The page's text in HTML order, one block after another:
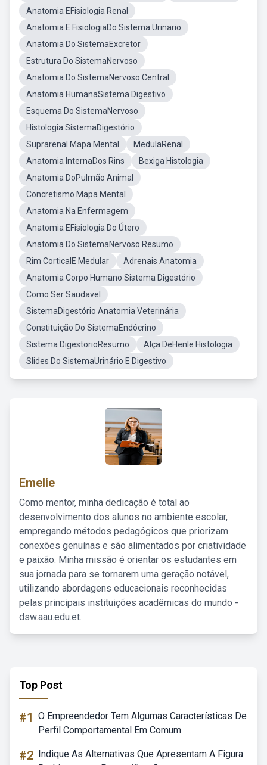
Anatomia EFisiologia Renal
Anatomia E FisiologiaDo Sistema Urinario
Anatomia Do SistemaExcretor
Estrutura Do SistemaNervoso
Anatomia Do SistemaNervoso Central
Anatomia HumanaSistema Digestivo
Esquema Do SistemaNervoso
Histologia SistemaDigestório
Suprarenal Mapa Mental
MedulaRenal
Anatomia InternaDos Rins
Bexiga Histologia
Anatomia DoPulmão Animal
Concretismo Mapa Mental
Anatomia Na Enfermagem
Anatomia EFisiologia Do Útero
Anatomia Do SistemaNervoso Resumo
Rim CorticalE Medular
Adrenais Anatomia
Anatomia Corpo Humano Sistema Digestório
Como Ser Saudavel
SistemaDigestório Anatomia Veterinária
Constituição Do SistemaEndócrino
Sistema DigestorioResumo
Alça DeHenle Histologia
Slides Do SistemaUrinário E Digestivo
Emelie
Como mentor, minha dedicação é total ao
desenvolvimento dos alunos no ambiente escolar,
empregando métodos pedagógicos que priorizam
conexões genuínas e são alimentados por criatividade
e paixão. Minha missão é orientar os estudantes em
sua jornada para se tornarem uma geração notável,
utilizando abordagens educacionais reconhecidas
pelas principais instituições acadêmicas do mundo -
dsw.aau.edu.et.
Top Post
#1 O Empreendedor Tem Algumas Características De
Perfil Comportamental Em Comum
#2 Indique As Alternativas Que Apresentam A Figura